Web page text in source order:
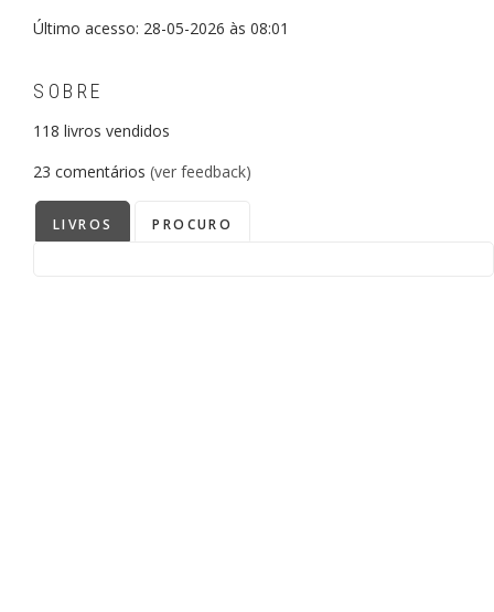
Último acesso: 28-05-2026 às 08:01
SOBRE
118 livros vendidos
23 comentários (ver feedback)
LIVROS PROCURO